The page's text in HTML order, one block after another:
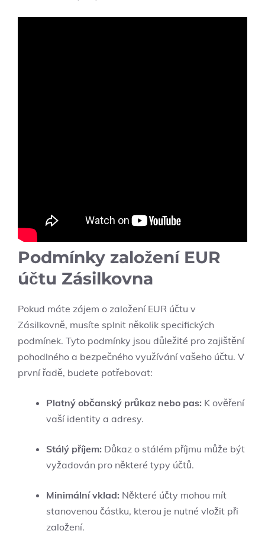
Podmínky založení EUR
účtu Zásilkovna
Pokud máte zájem o založení EUR účtu v
Zásilkovně, musíte splnit několik specifických
podmínek. Tyto podmínky jsou důležité pro zajištění
pohodlného a bezpečného využívání vašeho účtu. V
první řadě, budete potřebovat:
Platný občanský průkaz nebo pas: K ověření
vaší identity a adresy.
Stálý příjem: Důkaz o stálém příjmu může být
vyžadován pro některé typy účtů.
Minimální vklad: Některé účty mohou mít
stanovenou částku, kterou je nutné vložit při
založení.